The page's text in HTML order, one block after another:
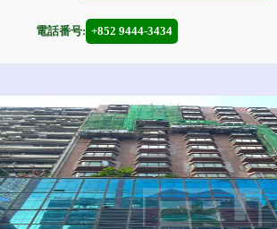
電話番号: +852 9444-3434